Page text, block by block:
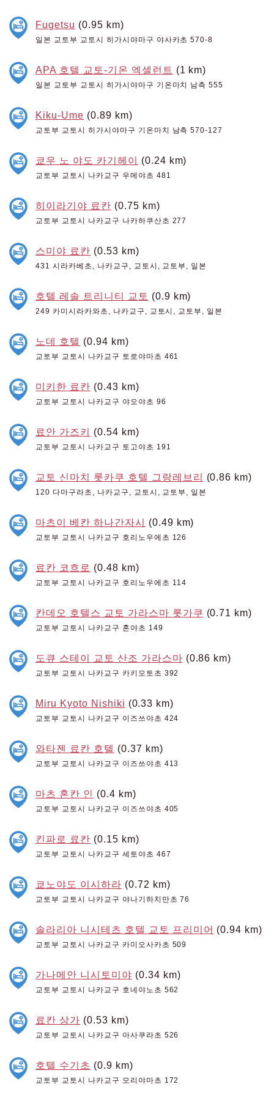
Fugetsu (0.95 km)
일본 교토부 교토시 히가시야마구 야사카초 570-8
APA 호텔 교토-기온 엑셀런트 (1 km)
일본 교토부 교토시 히가시야마구 기온마치 남측 555
Kiku-Ume (0.89 km)
교토부 교토시 히가시야마구 기온마치 남측 570-127
쿄우 노 야도 카기헤이 (0.24 km)
교토부 교토시 나카교구 우메야초 481
히이라기야 료칸 (0.75 km)
교토부 교토시 나카교구 나카하쿠산초 277
스미야 료칸 (0.53 km)
431 시라카베초, 나카교구, 교토시, 교토부, 일본
호텔 레솔 트리니티 교토 (0.9 km)
249 카미시라카와초, 나카교구, 교토시, 교토부, 일본
노데 호텔 (0.94 km)
교토부 교토시 나카교구 토로야마초 461
미키한 료칸 (0.43 km)
교토부 교토시 나카교구 야오야초 96
료안 가즈키 (0.54 km)
교토부 교토시 나카교구 토고야초 191
교토 신마치 롯카쿠 호텔 그랑레브리 (0.86 km)
120 다마구라초, 나카교구, 교토시, 교토부, 일본
마츠이 베칸 하나간자시 (0.49 km)
교토부 교토시 나카교구 호리노우에초 126
료칸 코흐로 (0.48 km)
교토부 교토시 나카교구 호리노우에초 114
칸데오 호텔스 교토 가라스마 롯가쿠 (0.71 km)
교토부 교토시 나카교구 혼야초 149
도큐 스테이 교토 산조 가라스마 (0.86 km)
교토부 교토시 나카교구 카키모토초 392
Miru Kyoto Nishiki (0.33 km)
교토부 교토시 나카교구 이즈쓰야초 424
와타젠 료칸 호텔 (0.37 km)
교토부 교토시 나카교구 이즈쓰야초 413
마츠 혼칸 인 (0.4 km)
교토부 교토시 나카교구 이즈쓰야초 405
킨파로 료칸 (0.15 km)
교토부 교토시 나카교구 세토야초 467
쿄노야도 이시하라 (0.72 km)
교토부 교토시 나카교구 야나기하치만초 76
솔라리아 니시테츠 호텔 교토 프리미어 (0.94 km)
교토부 교토시 나카교구 카미오사카초 509
가나메안 니시토미야 (0.34 km)
교토부 교토시 나카교구 호네야노초 562
료칸 상가 (0.53 km)
교토부 교토시 나카교구 아사쿠라초 526
호텔 수기초 (0.9 km)
교토부 교토시 나카교구 모리야마초 172